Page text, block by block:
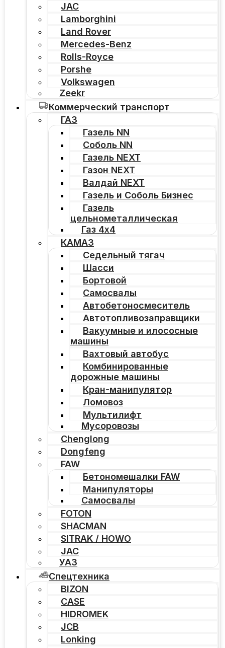
JAC
Lamborghini
Land Rover
Mercedes-Benz
Rolls-Royce
Porshe
Volkswagen
Zeekr
Коммерческий транспорт
ГАЗ
Газель NN
Соболь NN
Газель NEXT
Газон NEXT
Валдай NEXT
Газель и Соболь Бизнес
Газель
цельнометаллическая
Газ 4х4
КАМАЗ
Седельный тягач
Шасси
Бортовой
Самосвалы
Автобетоносмеситель
Автотопливозаправщики
Вакуумные и илососные
машины
Вахтовый автобус
Комбинированные
дорожные машины
Кран-манипулятор
Ломовоз
Мультилифт
Мусоровозы
Chenglong
Dongfeng
FAW
Бетономешалки FAW
Манипуляторы
Самосвалы
FOTON
SHACMAN
SITRAK / HOWO
JAC
УАЗ
Спецтехника
BIZON
CASE
HIDROMEK
JCB
Lonking